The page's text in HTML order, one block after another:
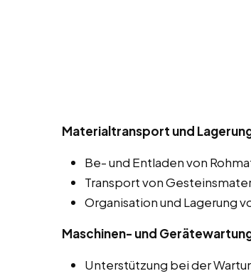
Materialtransport und
Be- und Entladen von
Transport von
Organisation und Lagerung
Maschinen- und
Unterstützung bei der